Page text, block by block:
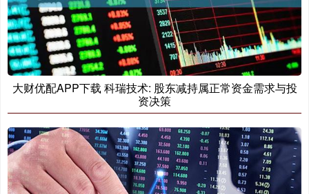
大财优配APP下载 科瑞技术: 股东减持属正常资金需求与投
资决策